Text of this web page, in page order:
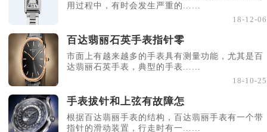
用过程中，有时会发生严重的......
18-12-06
百达翡丽石英手表指针零
市面上有越来越多的手表具有测量功能，尤其是百
达翡丽石英手表，典型的手表......
18-10-25
手表拔针和上弦有故障怎
根据百达翡丽手表的结构，百达翡丽手表有一个带
指针的滑动装置，行走时有一......